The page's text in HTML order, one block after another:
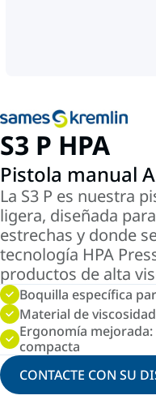
S3 P HPA
Pistola manual
La S3 P es nuestra
ligera, diseñada
estrechas y donde
tecnología HPA
productos de alta
Boquilla específica
Material de
Ergonomía
compacta
CONTACTE CON SU